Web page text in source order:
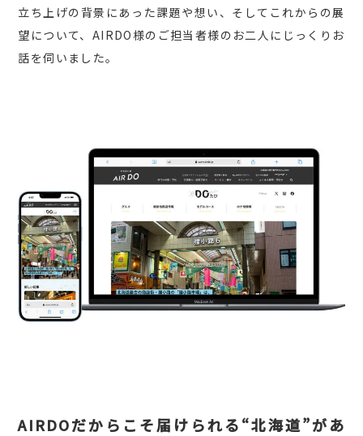
立ち上げの背景にあった課題や想い、そしてこれからの展
望について、AIRDO様のご担当者様のお二人にじっくりお
話を伺いました。
AIRDOだからこそ届けられる“北海道”があ